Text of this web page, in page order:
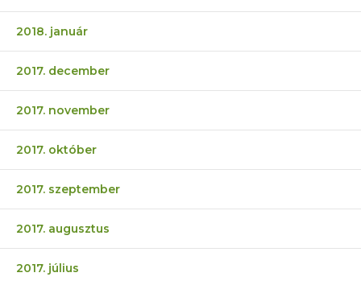
2018. január
2017. december
2017. november
2017. október
2017. szeptember
2017. augusztus
2017. július